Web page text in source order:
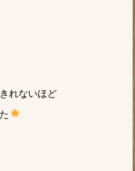
れないほど